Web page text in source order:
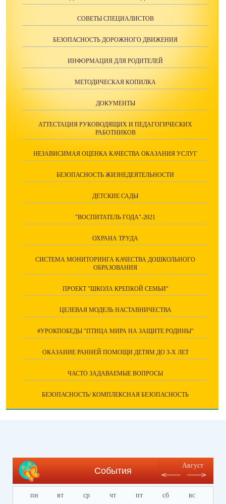
СОВЕТЫ СПЕЦИАЛИСТОВ
БЕЗОПАСНОСТЬ ДОРОЖНОГО ДВИЖЕНИЯ
ИНФОРМАЦИЯ ДЛЯ РОДИТЕЛЕЙ
МЕТОДИЧЕСКАЯ КОПИЛКА
ДОКУМЕНТЫ
АТТЕСТАЦИЯ РУКОВОДЯЩИХ И ПЕДАГОГИЧЕСКИХ
РАБОТНИКОВ
НЕЗАВИСИМАЯ ОЦЕНКА КАЧЕСТВА ОКАЗАНИЯ УСЛУГ
БЕЗОПАСНОСТЬ ЖИЗНЕДЕЯТЕЛЬНОСТИ
ДЕТСКИЕ САДЫ
"ВОСПИТАТЕЛЬ ГОДА"-2021
ОХРАНА ТРУДА
СИСТЕМА МОНИТОРИНГА КАЧЕСТВА ДОШКОЛЬНОГО
ОБРАЗОВАНИЯ
ПРОЕКТ "ШКОЛА КРЕПКОЙ СЕМЬИ"
ЦЕЛЕВАЯ МОДЕЛЬ НАСТАВНИЧЕСТВА
#УРОКПОБЕДЫ "ПТИЦА МИРА НА ЗАЩИТЕ РОДИНЫ"
ОКАЗАНИЕ РАННЕЙ ПОМОЩИ ДЕТЯМ ДО 3-Х ЛЕТ
ЧАСТО ЗАДАВАЕМЫЕ ВОПРОСЫ
БЕЗОПАСНОСТЬ/ КОМПЛЕКСНАЯ БЕЗОПАСНОСТЬ
События
Август
пн вт ср чт пт сб вс